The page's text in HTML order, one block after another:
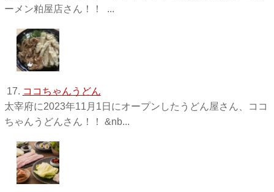
ーメン粕屋店さん！！ ...
17. ココちゃんうどん
太宰府に2023年11月1日にオープンしたうどん屋さん、ココ
ちゃんうどんさん！！ &nb...